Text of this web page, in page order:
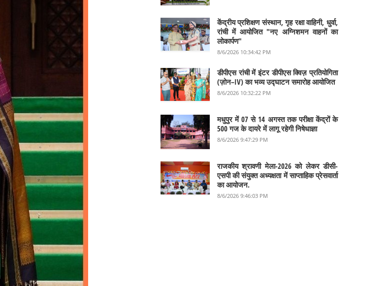
केंद्रीय प्रशिक्षण संस्थान, गृह रक्षा वाहिनी, धुर्वा,
रांची में आयोजित "नए अग्निशमन वाहनों का
लोकार्पण"
8/6/2026 10:34:42 PM
डीपीएस रांची में इंटर डीपीएस क्विज़ प्रतियोगिता
(ज़ोन–IV) का भव्य उद्घाटन समारोह आयोजित
8/6/2026 10:32:22 PM
मधुपुर में 07 से 14 अगस्त तक परीक्षा केंद्रों के
500 गज के दायरे में लागू रहेगी निषेधाज्ञा
8/6/2026 9:47:29 PM
राजकीय श्रावणी मेला-2026 को लेकर डीसी-
एसपी की संयुक्त अध्यक्षता में साप्ताहिक प्रेसवार्ता
का आयोजन.
8/6/2026 9:46:03 PM